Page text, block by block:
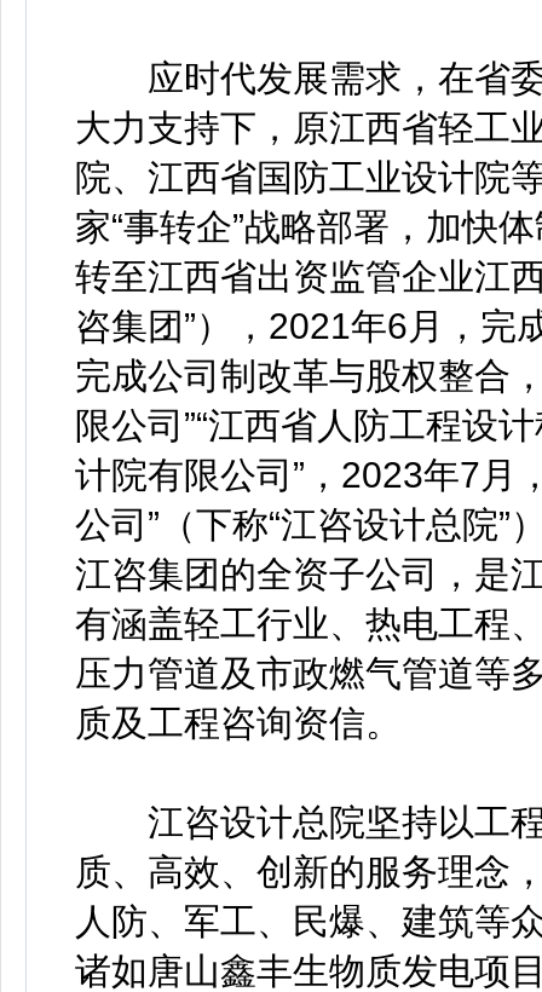
应时代发展需求，在省委
大力支持下，原江西省轻工
院、江西省国防工业设计院
家“事转企”战略部署，加快
转至江西省出资监管企业江
咨集团”），2021年6月，完
完成公司制改革与股权整合
限公司”“江西省人防工程设
计院有限公司”，2023年7月
公司”（下称“江咨设计总院
江咨集团的全资子公司，是
有涵盖轻工行业、热电工程
压力管道及市政燃气管道等
质及工程咨询资信。
江咨设计总院坚持以工程
质、高效、创新的服务理念
人防、军工、民爆、建筑等
诸如唐山鑫丰生物质发电项